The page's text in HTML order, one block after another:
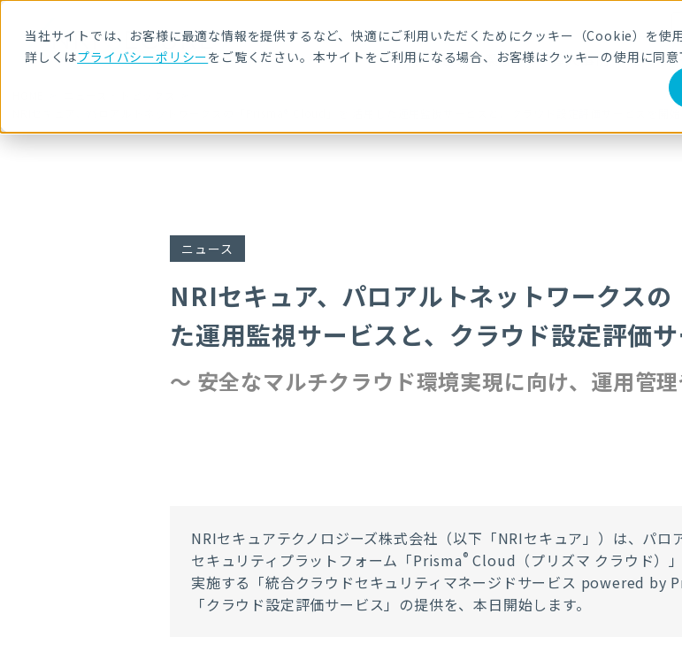
当社サイトでは、お客様に最適な情報を提供するなど、快適にご利用いただくためにクッキー（Cookie）を使用
詳しくはプライバシーポリシーをご覧ください。本サイトをご利用になる場合、お客様はクッキーの使用に同意
サービス・製品 導入事例 セミナ
NRIセキュア、パロアルトネットワークスの「Prisma® Cloud」を 活用した運用監視サービスと、クラウド設定評価サービスを開
ニュース
NRIセキュア、パロアルトネットワークス
た運用監視サービスと、クラウド設定評価
〜 安全なマルチクラウド環境実現に向け、運用管
NRIセキュアテクノロジーズ株式会社（以下「NRIセキュア」）は、パ
セキュリティプラットフォーム「Prisma® Cloud（プリズマ クラウド）
実施する「統合クラウドセキュリティマネージドサービス powered
「クラウド設定評価サービス」の提供を、本日開始します。